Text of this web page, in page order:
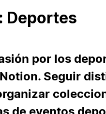
Deportes
por los
Seguir